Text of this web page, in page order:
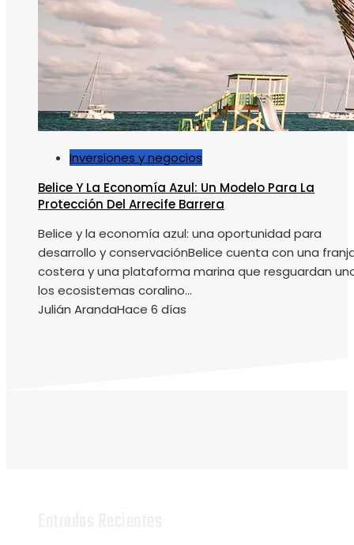
Inversiones y negocios
Belice Y La Economía Azul: Un Modelo Para La
Protección Del Arrecife Barrera
Belice y la economía azul: una oportunidad para
desarrollo y conservaciónBelice cuenta con una
costera y una plataforma marina que resguardan
los ecosistemas coralino...
Julián ArandaHace 6 días